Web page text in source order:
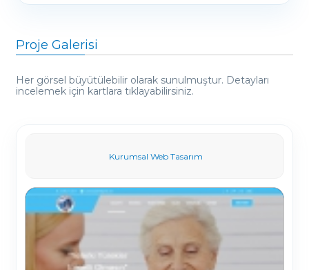
Proje Galerisi
Her görsel büyütülebilir olarak sunulmuştur. Detayları
incelemek için kartlara tıklayabilirsiniz.
Kurumsal Web Tasarım